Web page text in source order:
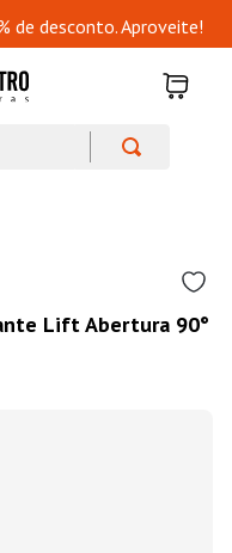
de desconto. Aproveite!
Lift Abertura 90°